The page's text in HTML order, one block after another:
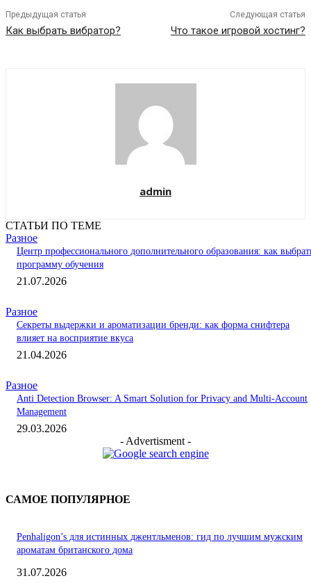
Предыдущая статья
Как выбрать вибратор?
Следующая статья
Что такое игровой хостинг?
admin
СТАТЬИ ПО ТЕМЕ
Разное
Центр профессионального дополнительного образования: как
программу обучения
21.07.2026
Разное
Секреты выдержки и ароматизации бренди: как форма снифтера
влияет на восприятие вкуса
21.04.2026
Разное
Anti Detection Browser: A Smart Solution for Privacy and Multi-Account
Management
29.03.2026
- Advertisment -
САМОЕ ПОПУЛЯРНОЕ
Penhaligon’s для истинных джентльменов: гид по лучшим мужским
ароматам британского дома
31.07.2026